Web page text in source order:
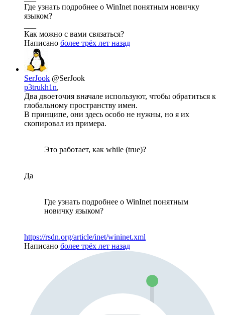
Где узнать подробнее о WinInet понятным новичку
языком?
Как можно с вами связаться?
Написано более трёх лет назад
SerJook @SerJook
p3trukh1n,
Два двоеточия вначале используют, чтобы обратиться к
глобальному пространству имен.
В принципе, они здесь особо не нужны, но я их
скопировал из примера.
Это работает, как while (true)?
Да
Где узнать подробнее о WinInet понятным
новичку языком?
https://rsdn.org/article/inet/wininet.xml
Написано более трёх лет назад